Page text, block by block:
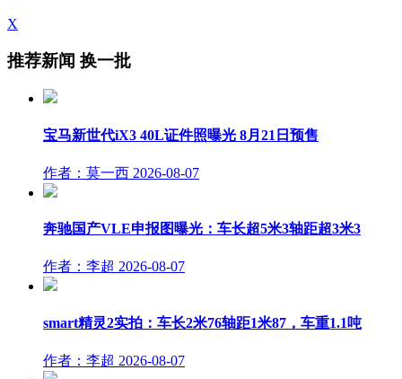
X
推荐新闻 换一批
宝马新世代iX3 40L证件照曝光 8月21日预售
作者：莫一西 2026-08-07
奔驰国产VLE申报图曝光：车长超5米3轴距超3米3
作者：李超 2026-08-07
smart精灵2实拍：车长2米76轴距1米87，车重1.1吨
作者：李超 2026-08-07